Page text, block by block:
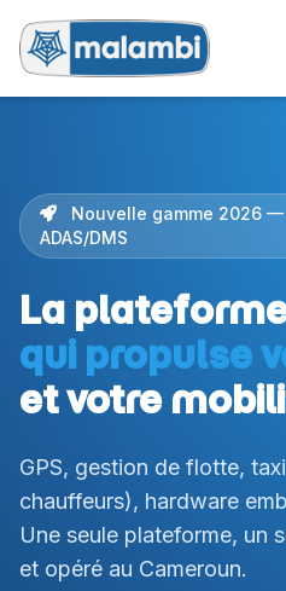
Nouvelle gamme 2026 —
ADAS/DMS
La
qui propulse
et votre
GPS, gestion de flotte,
chauffeurs), hardware
Une seule plateforme, un
et opéré au Cameroun.